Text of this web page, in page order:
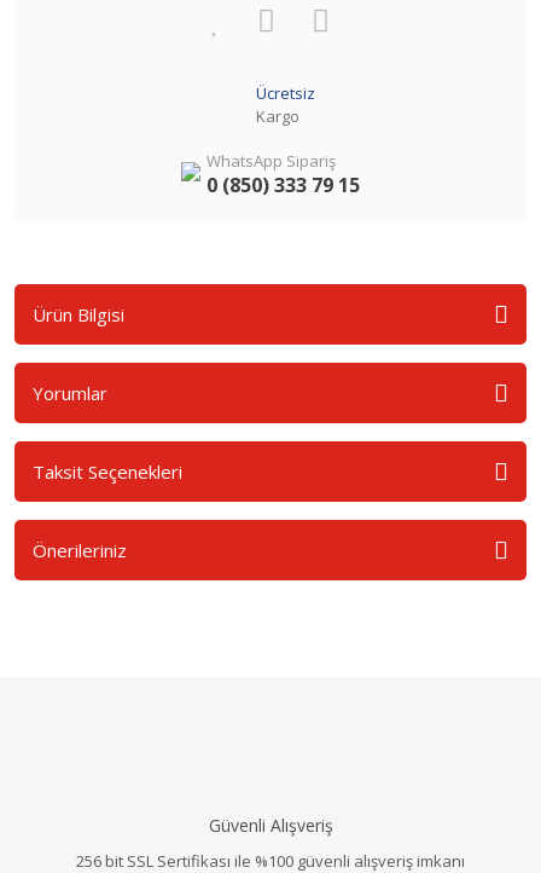
Ücretsiz
Kargo
WhatsApp Sipariş
0 (850) 333 79 15
Ürün Bilgisi
Yorumlar
Taksit Seçenekleri
Önerileriniz
Güvenli Alışveriş
256 bit SSL Sertifikası ile %100 güvenli alışveriş imkanı